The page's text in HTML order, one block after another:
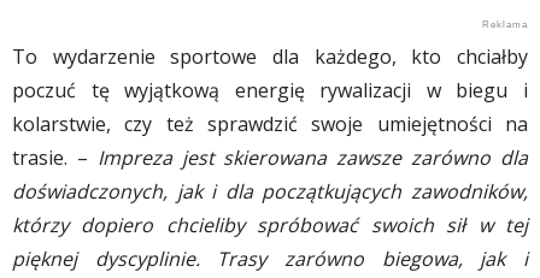
To wydarzenie sportowe dla każdego, kto chciałby
poczuć tę wyjątkową energię rywalizacji w biegu i
kolarstwie, czy też sprawdzić swoje umiejętności na
trasie. – Impreza jest skierowana zawsze zarówno dla
doświadczonych, jak i dla początkujących zawodników,
którzy dopiero chcieliby spróbować swoich sił w tej
pięknej dyscyplinie. Trasy zarówno biegowa, jak i